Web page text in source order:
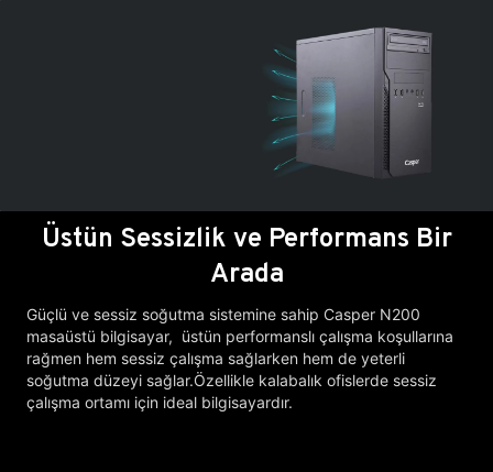
Üstün Sessizlik ve Performans Bir
Arada
Güçlü ve sessiz soğutma sistemine sahip Casper N200
masaüstü bilgisayar, üstün performanslı çalışma koşullarına
rağmen hem sessiz çalışma sağlarken hem de yeterli
soğutma düzeyi sağlar.Özellikle kalabalık ofislerde sessiz
çalışma ortamı için ideal bilgisayardır.